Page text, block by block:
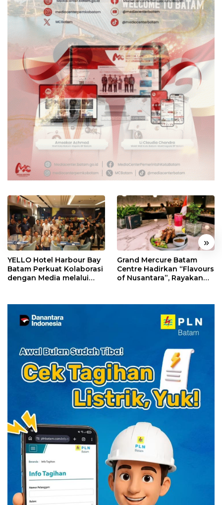
« »
YELLO Hotel Harbour Bay
Batam Perkuat Kolaborasi
dengan Media melalui
Grand Mercure Batam
Centre Hadirkan “Flavours
of Nusantara”, Rayakan